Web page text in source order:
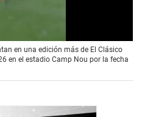
en una edición más de El Clásico
en el estadio Camp Nou por la fecha